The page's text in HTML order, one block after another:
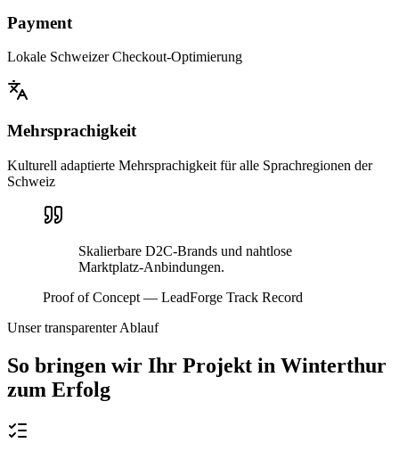
Payment
Lokale Schweizer Checkout-Optimierung
Mehrsprachigkeit
Kulturell adaptierte Mehrsprachigkeit für alle Sprachregionen der
Schweiz
Skalierbare D2C-Brands und nahtlose
Marktplatz-Anbindungen.
Proof of Concept — LeadForge Track Record
Unser transparenter Ablauf
So bringen wir Ihr Projekt in Winterthur
zum Erfolg